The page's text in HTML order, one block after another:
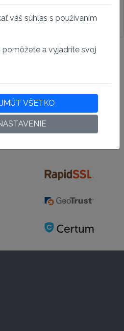
Späť na prihlásenie
váš súhlas s používaním
pomôžete a vyjadríte svoj
VŠETKO